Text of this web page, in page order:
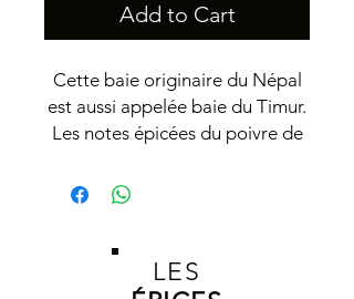
Add to Cart
Cette baie originaire du Népal
est aussi appelée baie du Timur.
Les notes épicées du poivre de
pamplemousse et yuzu.
surtout les desserts comme les
salades de fruits.
LES